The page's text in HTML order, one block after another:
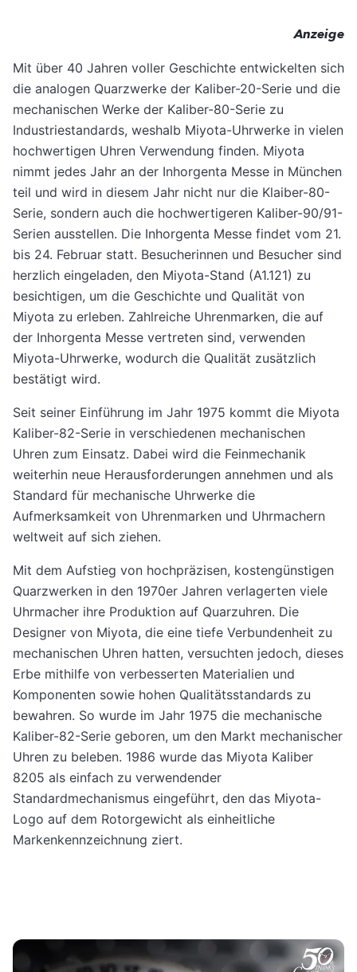
Anzeige
Mit über 40 Jahren voller Geschichte entwickelten sich
die analogen Quarzwerke der Kaliber-20-Serie und die
mechanischen Werke der Kaliber-80-Serie zu
Industriestandards, weshalb Miyota-Uhrwerke in vielen
hochwertigen Uhren Verwendung finden. Miyota
nimmt jedes Jahr an der Inhorgenta Messe in München
teil und wird in diesem Jahr nicht nur die Klaiber-80-
Serie, sondern auch die hochwertigeren Kaliber-90/91-
Serien ausstellen. Die Inhorgenta Messe findet vom 21.
bis 24. Februar statt. Besucherinnen und Besucher sind
herzlich eingeladen, den Miyota-Stand (A1.121) zu
besichtigen, um die Geschichte und Qualität von
Miyota zu erleben. Zahlreiche Uhrenmarken, die auf
der Inhorgenta Messe vertreten sind, verwenden
Miyota-Uhrwerke, wodurch die Qualität zusätzlich
bestätigt wird.
Seit seiner Einführung im Jahr 1975 kommt die Miyota
Kaliber-82-Serie in verschiedenen mechanischen
Uhren zum Einsatz. Dabei wird die Feinmechanik
weiterhin neue Herausforderungen annehmen und als
Standard für mechanische Uhrwerke die
Aufmerksamkeit von Uhrenmarken und Uhrmachern
weltweit auf sich ziehen.
Mit dem Aufstieg von hochpräzisen, kostengünstigen
Quarzwerken in den 1970er Jahren verlagerten viele
Uhrmacher ihre Produktion auf Quarzuhren. Die
Designer von Miyota, die eine tiefe Verbundenheit zu
mechanischen Uhren hatten, versuchten jedoch, dieses
Erbe mithilfe von verbesserten Materialien und
Komponenten sowie hohen Qualitätsstandards zu
bewahren. So wurde im Jahr 1975 die mechanische
Kaliber-82-Serie geboren, um den Markt mechanischer
Uhren zu beleben. 1986 wurde das Miyota Kaliber
8205 als einfach zu verwendender
Standardmechanismus eingeführt, den das Miyota-
Logo auf dem Rotorgewicht als einheitliche
Markenkennzeichnung ziert.